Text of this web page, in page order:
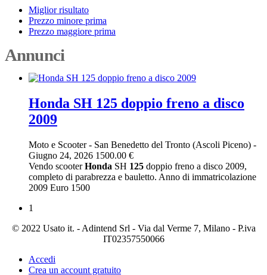
Miglior risultato
Prezzo minore prima
Prezzo maggiore prima
Annunci
Honda SH 125 doppio freno a disco
2009
Moto e Scooter- San Benedetto del Tronto (Ascoli Piceno) -
Giugno 24, 2026 1500.00 €
Vendo scooterHonda SH 125 doppio freno a disco 2009,
completo di parabrezza e bauletto. Anno di immatricolazione
2009 Euro 1500
1
© 2022 Usato it. - Adintend Srl - Via dal Verme 7, Milano - P.iva
IT02357550066
Accedi
Crea un account gratuito